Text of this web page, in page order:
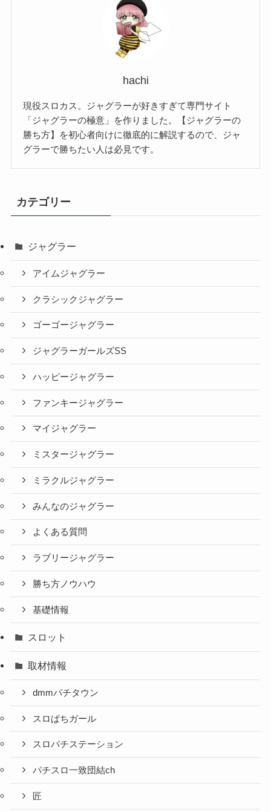
hachi
現役スロカス。ジャグラーが好きすぎて専門サイト
「ジャグラーの極意」を作りました。【ジャグラーの
勝ち方】を初心者向けに徹底的に解説するので、ジャ
グラーで勝ちたい人は必見です。
カテゴリー
ジャグラー
アイムジャグラー
クラシックジャグラー
ゴーゴージャグラー
ジャグラーガールズSS
ハッピージャグラー
ファンキージャグラー
マイジャグラー
ミスタージャグラー
ミラクルジャグラー
みんなのジャグラー
よくある質問
ラブリージャグラー
勝ち方ノウハウ
基礎情報
スロット
取材情報
dmmパチタウン
スロぱちガール
スロパチステーション
パチスロ一致団結ch
匠